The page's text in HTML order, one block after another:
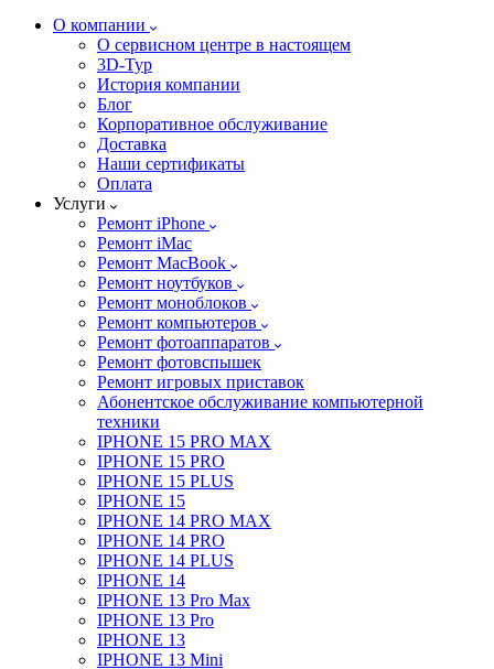
О компании
О сервисном центре в настоящем
3D-Тур
История компании
Блог
Корпоративное обслуживание
Доставка
Наши сертификаты
Оплата
Услуги
Ремонт iPhone
Ремонт iMac
Ремонт MacBook
Ремонт ноутбуков
Ремонт моноблоков
Ремонт компьютеров
Ремонт фотоаппаратов
Ремонт фотовспышек
Ремонт игровых приставок
Абонентское обслуживание компьютерной
техники
IPHONE 15 PRO MAX
IPHONE 15 PRO
IPHONE 15 PLUS
IPHONE 15
IPHONE 14 PRO MAX
IPHONE 14 PRO
IPHONE 14 PLUS
IPHONE 14
IPHONE 13 Pro Max
IPHONE 13 Pro
IPHONE 13
IPHONE 13 Mini